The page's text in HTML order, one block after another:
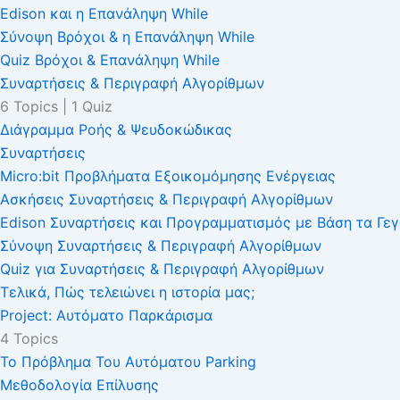
Edison και η Επανάληψη While
Σύνοψη Βρόχοι & η Επανάληψη While
Quiz Βρόχοι & Επανάληψη While
Συναρτήσεις & Περιγραφή Αλγορίθμων
6 Topics
1 Quiz
Διάγραμμα Ροής & Ψευδοκώδικας
Συναρτήσεις
Micro:bit Προβλήματα Εξοικομόμησης Ενέργειας
Ασκήσεις Συναρτήσεις & Περιγραφή Αλγορίθμων
Edison Συναρτήσεις και Προγραμματισμός με Βάση τα
Σύνοψη Συναρτήσεις & Περιγραφή Αλγορίθμων
Quiz για Συναρτήσεις & Περιγραφή Αλγορίθμων
Τελικά, Πώς τελειώνει η ιστορία μας;
Project: Αυτόματο Παρκάρισμα
4 Topics
Το Πρόβλημα Του Αυτόματου Parking
Μεθοδολογία Επίλυσης